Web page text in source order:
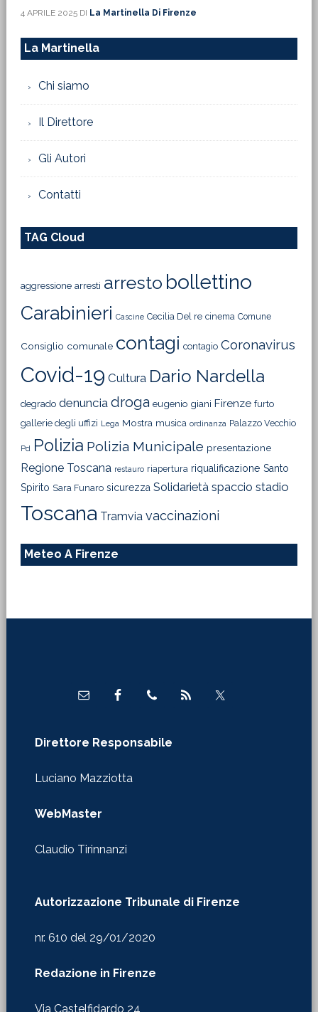
4 APRILE 2025DI La Martinella Di Firenze
La Martinella
Chi siamo
Il Direttore
Gli Autori
Contatti
TAG Cloud
aggressione arresti arresto bollettino
Carabinieri Cascine Cecilia Del re cinema Comune
Consiglio comunale contagi contagio Coronavirus
Covid-19 Cultura Dario Nardella
degrado denuncia droga eugenio giani Firenze furto
gallerie degli uffizi Lega Mostra musica ordinanza Palazzo Vecchio
Pd Polizia Polizia Municipale presentazione
Regione Toscana restauro riapertura riqualificazione Santo
Spirito Sara Funaro sicurezza Solidarietà spaccio stadio
Toscana Tramvia vaccinazioni
Meteo A Firenze
Direttore Responsabile
Luciano Mazziotta
WebMaster
Claudio Tirinnanzi
Autorizzazione Tribunale di Firenze
nr. 610 del 29/01/2020
Redazione in Firenze
Via Castelfidardo 24